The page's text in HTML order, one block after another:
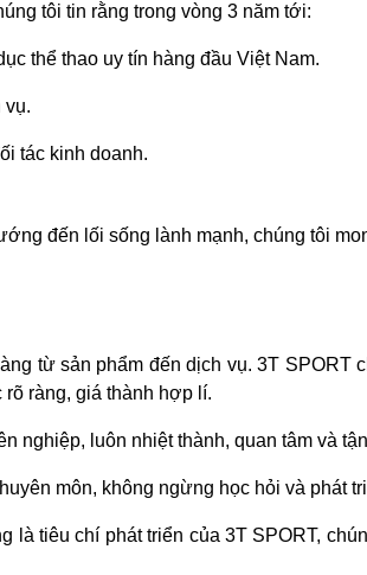
tôi tin rằng trong vòng 3 năm tới:
thể thao uy tín hàng đầu Việt Nam.
vụ.
tác kinh doanh.
đến lối sống lành mạnh, chúng tôi
từ sản phẩm đến dịch vụ. 3T
ràng, giá thành hợp lí.
nghiệp, luôn nhiệt thành, quan tâm và
môn, không ngừng học hỏi và phát
là tiêu chí phát triển của 3T SPORT,